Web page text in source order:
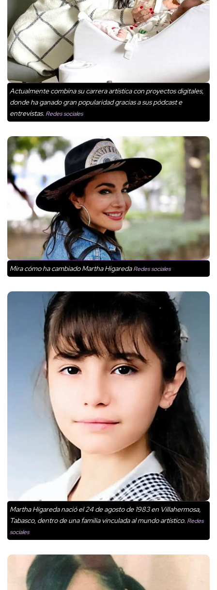
Actualmente combina su carrera artística con proyectos digitales,
donde ha ganado gran popularidad gracias a sus pódcast e
entrevistas. Redes sociales
Mira cómo ha cambiado Martha HigaredaRedes sociales
Martha Higareda nació el 24 de agosto de 1983 en Villahermosa,
Tabasco, dentro de una familia vinculada al mundo artístico. Redes
sociales